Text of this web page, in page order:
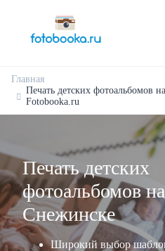
Главная
Печать детских фотоальбомов
Fotobooka.ru
Печать детских
фотоальбомов
Снежинске
Широкий выбор